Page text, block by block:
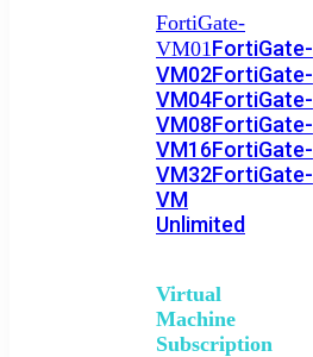
FortiGate-
VM01FortiGate-
VM02FortiGate-
VM04FortiGate-
VM08FortiGate-
VM16FortiGate-
VM32FortiGate-
VM
Unlimited
Virtual
Machine
Subscription